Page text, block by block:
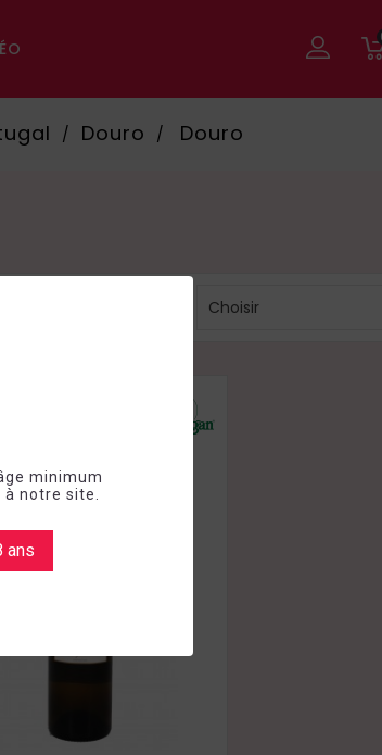
minimum
notre site.
ans
Douro Douro
Choisir